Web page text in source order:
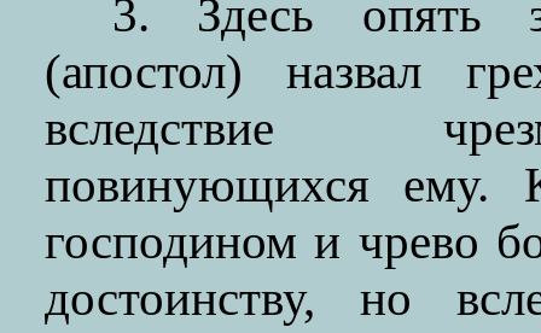
3. Здесь опять
(апостол) назвал
вследствие
повинующихся ему.
господином и чрево
достоинству, но